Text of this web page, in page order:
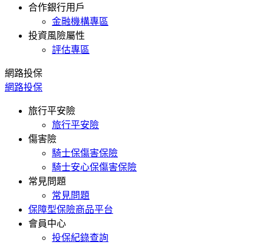
合作銀行用戶
金融機構專區
投資風險屬性
評估專區
網路投保
網路投保
旅行平安險
旅行平安險
傷害險
騎士保傷害保險
騎士安心保傷害保險
常見問題
常見問題
保障型保險商品平台
會員中心
投保紀錄查詢